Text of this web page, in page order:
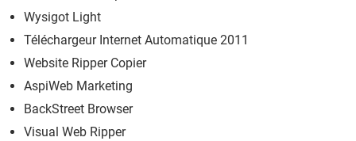
Wysigot Light
Téléchargeur Internet Automatique 2011
Website Ripper Copier
AspiWeb Marketing
BackStreet Browser
Visual Web Ripper